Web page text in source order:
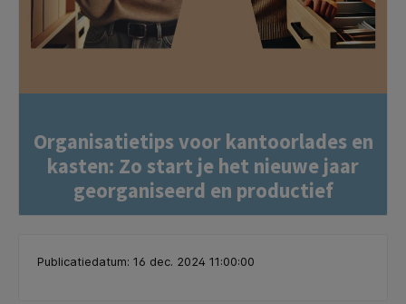
Organisatietips voor kantoorlades en
kasten: Zo start je het nieuwe jaar
georganiseerd en productief
Publicatiedatum: 16 dec. 2024 11:00:00